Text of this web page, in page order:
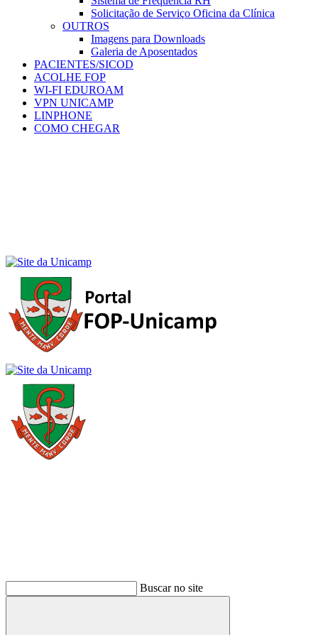
Solicitação de Serviço Oficina da Clínica
OUTROS
Imagens para Downloads
Galeria de Aposentados
PACIENTES/SICOD
ACOLHE FOP
WI-FI EDUROAM
VPN UNICAMP
LINPHONE
COMO CHEGAR
Buscar no site